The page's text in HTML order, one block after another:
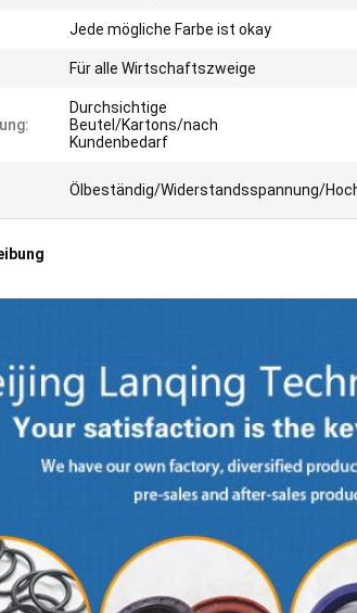
Jede mögliche Farbe ist okay
Für alle Wirtschaftszweige
Durchsichtige
Beutel/Kartons/nach
Kundenbedarf
Ölbeständig/Widerstandsspannung/